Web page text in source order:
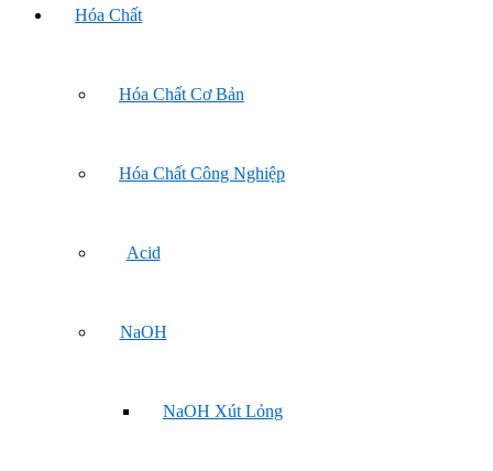
Hóa Chất
Hóa Chất Cơ Bản
Hóa Chất Công Nghiệp
Acid
NaOH
NaOH Xút Lỏng